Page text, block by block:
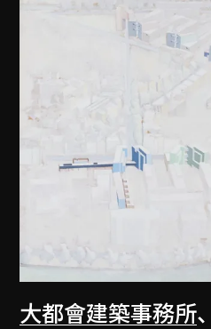
大都會建築事務所、